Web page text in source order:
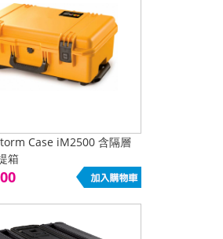
Case iM2500 含隔層
箱